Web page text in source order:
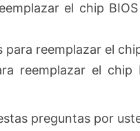
el chip
para reemplazar el
reemplazar el
preguntas por